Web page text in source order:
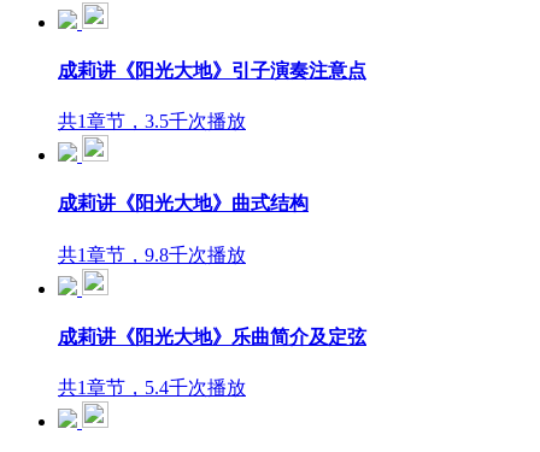
成莉讲《阳光大地》引子演奏注意点
共1章节，3.5千次播放
成莉讲《阳光大地》曲式结构
共1章节，9.8千次播放
成莉讲《阳光大地》乐曲简介及定弦
共1章节，5.4千次播放